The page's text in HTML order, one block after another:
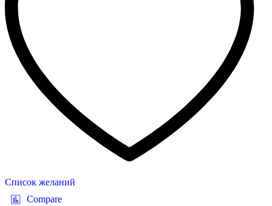
Список желаний
Compare